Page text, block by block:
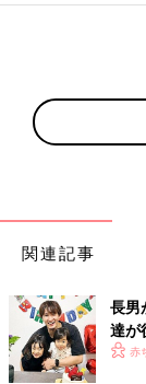
関連記事
長男
達が
プロ
赤